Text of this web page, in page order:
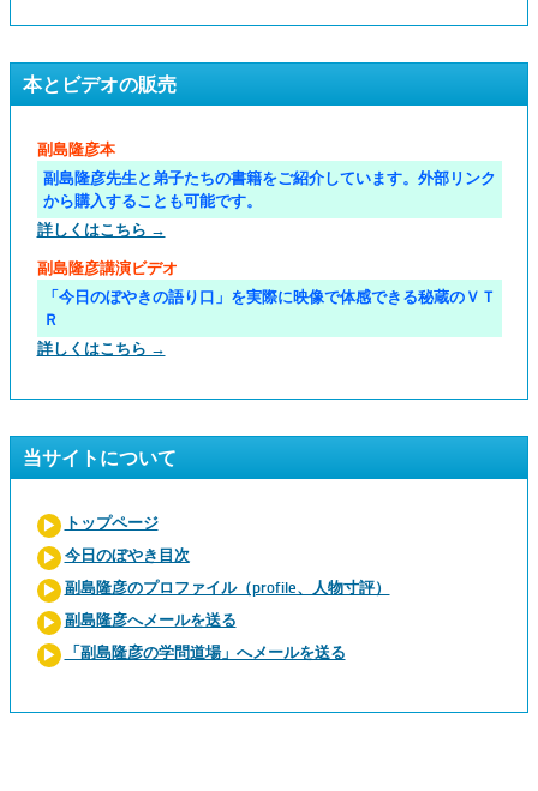
本とビデオの販売
副島隆彦本
副島隆彦先生と弟子たちの書籍をご紹介しています。外部リンク
から購入することも可能です。
詳しくはこちら →
副島隆彦講演ビデオ
「今日のぼやきの語り口」を実際に映像で体感できる秘蔵のＶＴ
Ｒ
詳しくはこちら →
当サイトについて
トップページ
今日のぼやき目次
副島隆彦のプロファイル（profile、人物寸評）
副島隆彦へメールを送る
「副島隆彦の学問道場」へメールを送る